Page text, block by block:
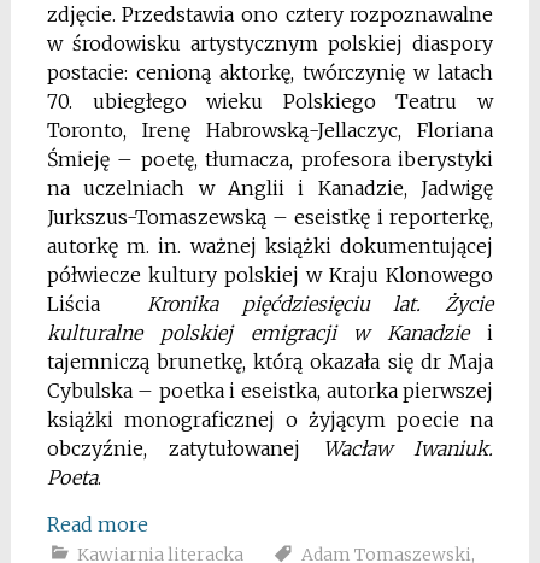
zdjęcie. Przedstawia ono cztery rozpoznawalne
w środowisku artystycznym polskiej diaspory
postacie: cenioną aktorkę, twórczynię w latach
70. ubiegłego wieku Polskiego Teatru w
Toronto, Irenę Habrowską-Jellaczyc, Floriana
Śmieję – poetę, tłumacza, profesora iberystyki
na uczelniach w Anglii i Kanadzie, Jadwigę
Jurkszus-Tomaszewską – eseistkę i reporterkę,
autorkę m. in. ważnej książki dokumentującej
półwiecze kultury polskiej w Kraju Klonowego
LiściaKronika pięćdziesięciu lat. Życie
kulturalne polskiej emigracji w Kanadziei
tajemniczą brunetkę, którą okazała się dr Maja
Cybulska – poetka i eseistka, autorka pierwszej
książki monograficznej o żyjącym poecie na
obczyźnie, zatytułowanej
Wacław Iwaniuk.
Poeta.
Read more
Kawiarnia literacka Adam Tomaszewski,